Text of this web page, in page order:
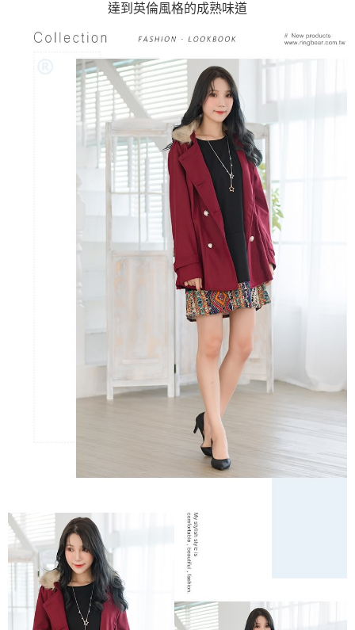
達到英倫風格的成熟味道